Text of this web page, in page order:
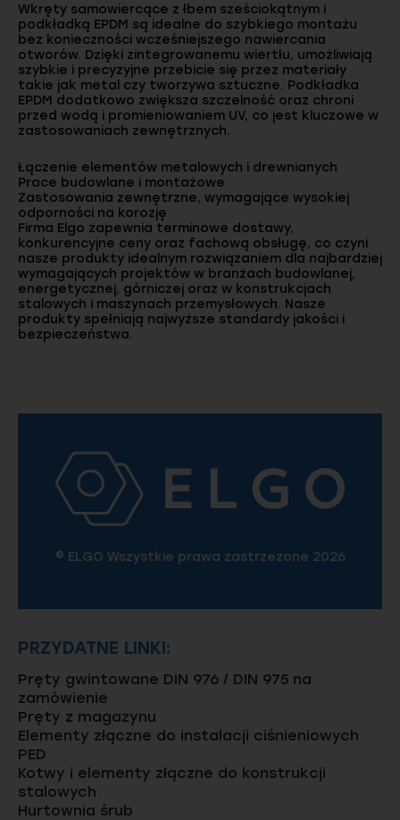
Wkręty samowiercące z łbem sześciokątnym i
podkładką EPDM są idealne do szybkiego montażu
bez konieczności wcześniejszego nawiercania
otworów. Dzięki zintegrowanemu wiertłu, umożliwiają
szybkie i precyzyjne przebicie się przez materiały
takie jak metal czy tworzywa sztuczne. Podkładka
EPDM dodatkowo zwiększa szczelność oraz chroni
przed wodą i promieniowaniem UV, co jest kluczowe w
zastosowaniach zewnętrznych.
Łączenie elementów metalowych i drewnianych
Prace budowlane i montażowe
Zastosowania zewnętrzne, wymagające wysokiej
odporności na korozję
Firma Elgo zapewnia terminowe dostawy,
konkurencyjne ceny oraz fachową obsługę, co czyni
nasze produkty idealnym rozwiązaniem dla najbardziej
wymagających projektów w branżach budowlanej,
energetycznej, górniczej oraz w konstrukcjach
stalowych i maszynach przemysłowych. Nasze
produkty spełniają najwyższe standardy jakości i
bezpieczeństwa.
© ELGO Wszystkie prawa zastrzeżone 2026
PRZYDATNE LINKI:
Pręty gwintowane DIN 976 / DIN 975 na
zamówienie
Pręty z magazynu
Elementy złączne do instalacji ciśnieniowych
PED
Kotwy i elementy złączne do konstrukcji
stalowych
Hurtownia śrub